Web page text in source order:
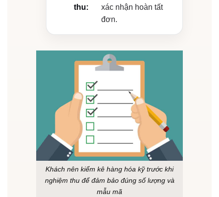
thu:
xác nhận hoàn tất
đơn.
Khách nên kiểm kê hàng hóa kỹ trước khi
nghiệm thu để đảm bảo đúng số lượng và
mẫu mã